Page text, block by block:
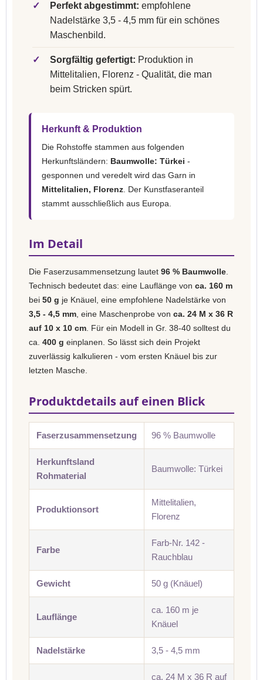
✓ Perfekt abgestimmt: empfohlene
Nadelstärke 3,5 - 4,5 mm für ein schönes
Maschenbild.
✓ Sorgfältig gefertigt: Produktion in
Mittelitalien, Florenz - Qualität, die man
beim Stricken spürt.
Herkunft & Produktion
Die Rohstoffe stammen aus folgenden
Herkunftsländern: Baumwolle: Türkei -
gesponnen und veredelt wird das Garn in
Mittelitalien, Florenz . Der Kunstfaseranteil
stammt ausschließlich aus Europa.
Im Detail
Die Faserzusammensetzung lautet 96 % Baumwolle
Technisch bedeutet das: eine Lauflänge von ca. 160 m
bei 50 g je Knäuel, eine empfohlene Nadelstärke von
3,5 - 4,5 mm , eine Maschenprobe von ca. 24 M x 36 R
auf 10 x 10 cm . Für ein Modell in Gr. 38-40 solltest du
ca. 400 g einplanen. So lässt sich dein Projekt
zuverlässig kalkulieren - vom ersten Knäuel bis zur
letzten Masche.
Produktdetails auf einen Blick
Faserzusammensetzung 96 % Baumwolle
Herkunftsland
Rohmaterial
Baumwolle: Türkei
Produktionsort
Mittelitalien,
Florenz
Farbe
Farb-Nr. 142 -
Rauchblau
Gewicht 50 g (Knäuel)
Lauflänge
ca. 160 m je
Knäuel
Nadelstärke 3,5 - 4,5 mm
ca. 24 M x 36 R auf